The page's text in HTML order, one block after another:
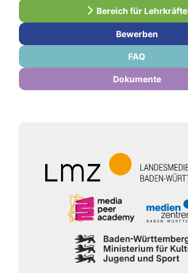
Bereich für Lehrkräfte
Bewerben
FAQ
Dokumente